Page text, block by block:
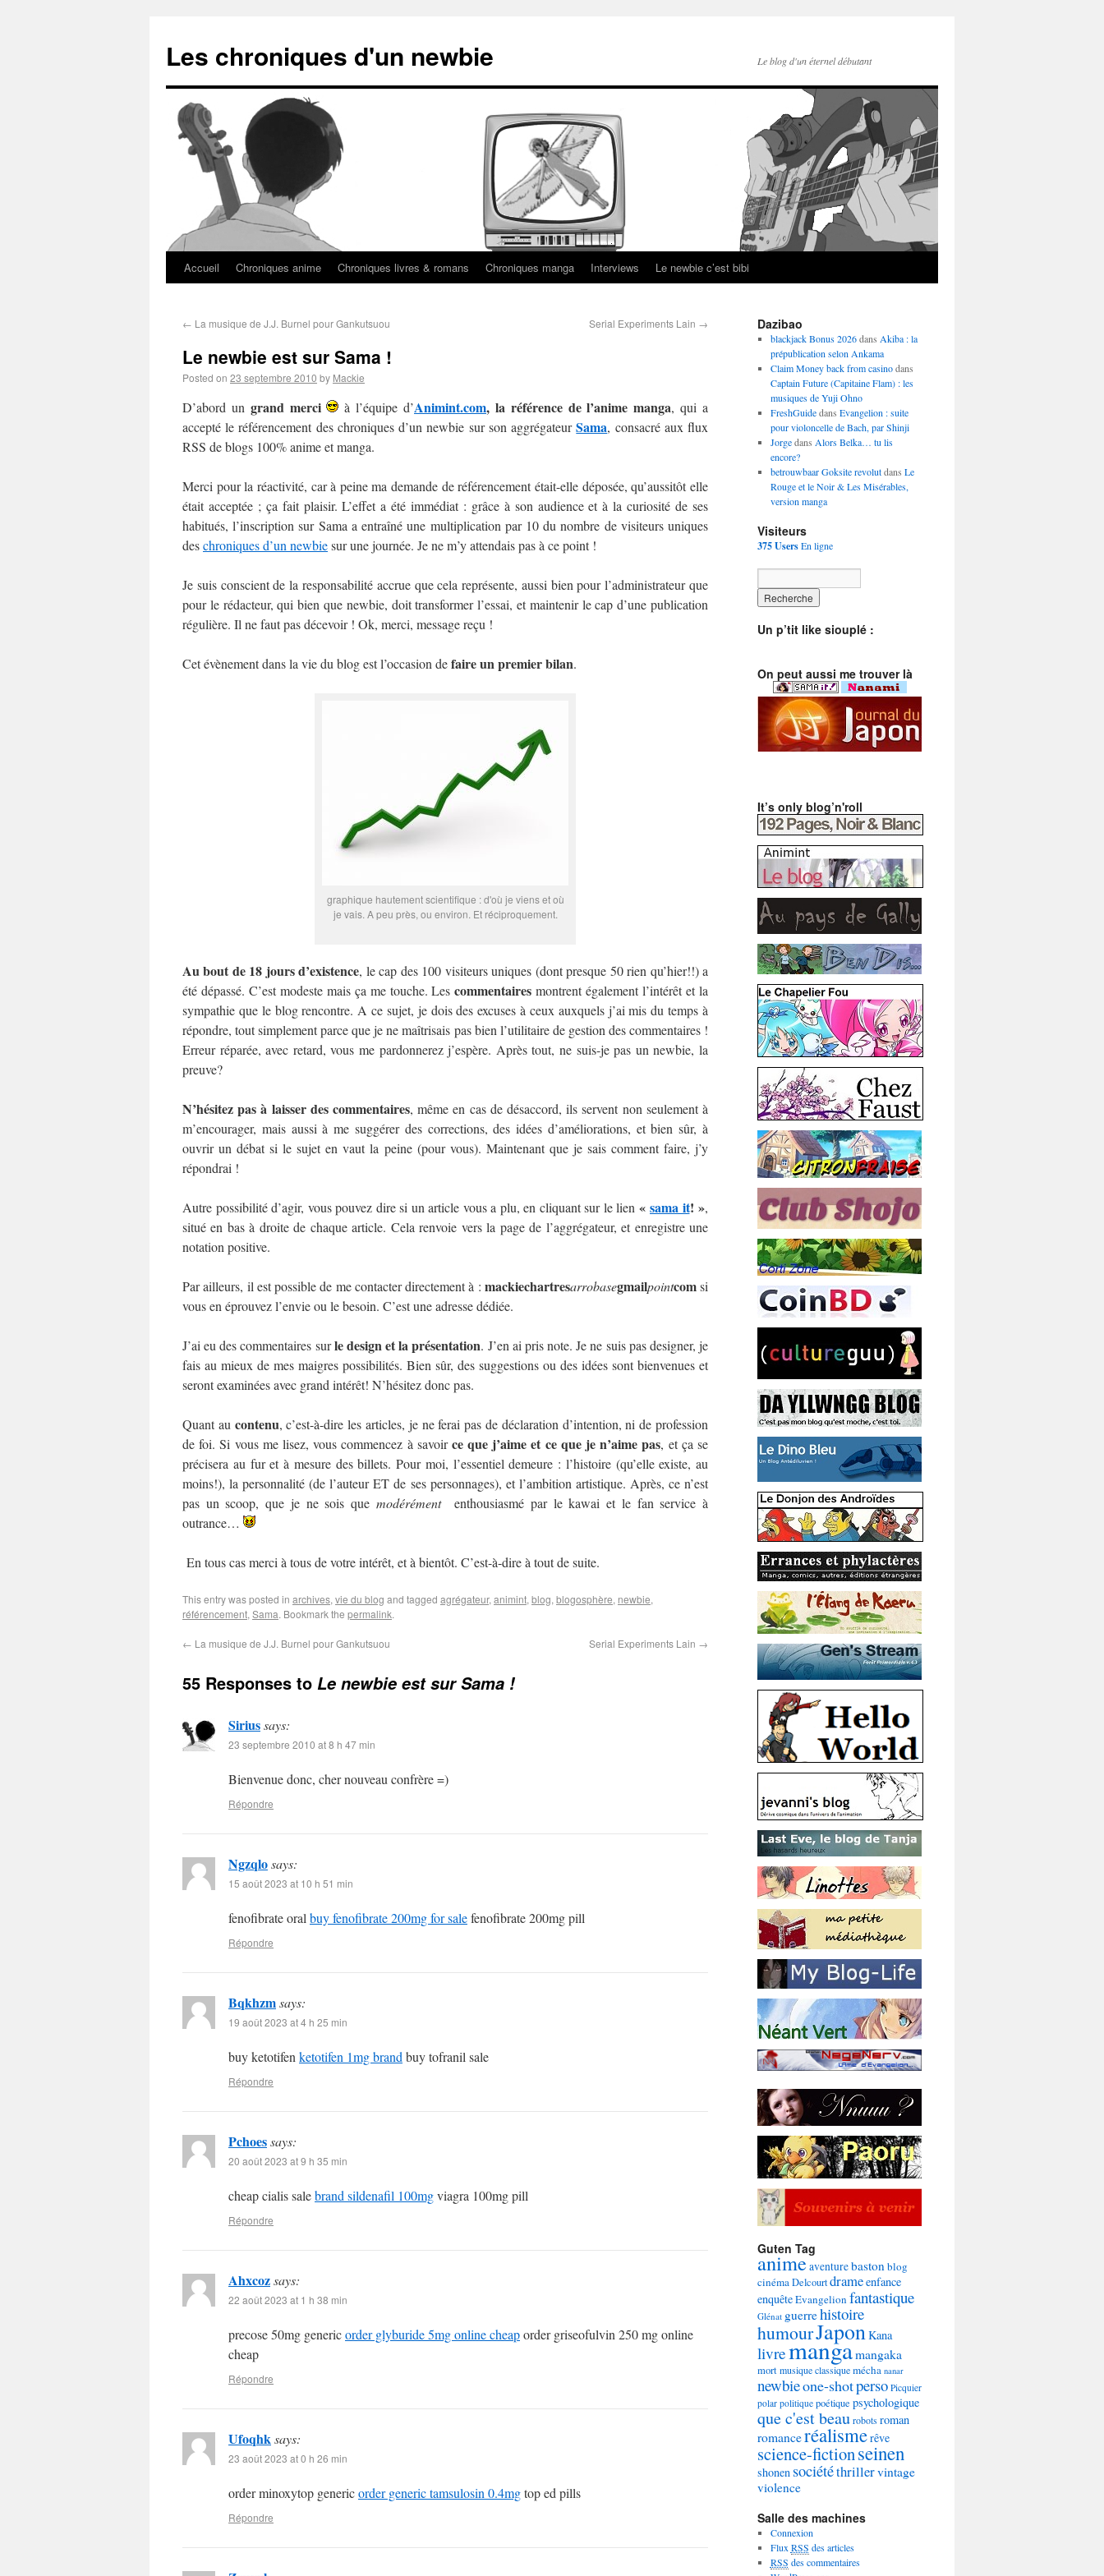
Les chroniques d'un newbie Le blog d'un éternel débutant
Accueil Chroniques anime Chroniques livres & romans Chroniques manga Interviews Le newbie c’est bibi
← La musique de J.J. Burnel pour Gankutsuou Serial Experiments Lain →
Le newbie est sur Sama !
Posted on 23 septembre 2010 by Mackie
D’abord un grand merci à l’équipe d’Animint.com, la référence de l’anime manga, qui a
accepté le référencement des chroniques d’un newbie sur son aggrégateurSama, consacré aux flux
RSS de blogs 100% anime et manga.
Merci pour la réactivité, car à peine ma demande de référencement était-elle déposée, qu’aussitôt elle
était acceptée ; ça fait plaisir. L’effet a été immédiat : grâce à son audience et à la curiosité de ses
habitués, l’inscription sur Sama a entraîné une multiplication par 10 du nombre de visiteurs uniques
deschroniques d’un newbiesur une journée. Je ne m’y attendais pas à ce point !
Je suis conscient de la responsabilité accrue que cela représente, aussi bien pour l’administrateur que
pour le rédacteur, qui bien que newbie, doit transformer l’essai, et maintenir le cap d’une publication
régulière. Il ne faut pas décevoir ! Ok, merci, message reçu !
Cet évènement dans la vie du blog est l’occasion defaire un premier bilan.
graphique hautement scientifique : d'où je viens et où
je vais. A peu près, ou environ. Et réciproquement.
Au bout de 18 jours d’existence, le cap des 100 visiteurs uniques (dont presque 50 rien qu’hier!!) a
été dépassé. C’est modeste mais ça me touche. Lescommentaires montrent également l’intérêt et la
sympathie que le blog rencontre. A ce sujet, je dois des excuses à ceux auxquels j’ai mis du temps à
répondre, tout simplement parce que je ne maîtrisais pas bien l’utilitaire de gestion des commentaires !
Erreur réparée, avec retard, vous me pardonnerez j’espère. Après tout, ne suis-je pas un newbie, la
preuve?
N’hésitez pas à laisser des commentaires, même en cas de désaccord, ils servent non seulement à
m’encourager, mais aussi à me suggérer des corrections, des idées d’améliorations, et bien sûr, à
ouvrir un débat si le sujet en vaut la peine (pour vous). Maintenant que je sais comment faire, j’y
répondrai !
Autre possibilité d’agir, vous pouvez dire si un article vous a plu, en cliquant sur le lien « sama it! »,
situé en bas à droite de chaque article. Cela renvoie vers la page de l’aggrégateur, et enregistre une
notation positive.
Par ailleurs, il est possible de me contacter directement à : mackiechartresarrobasegmailpointcomsi
vous en éprouvez l’envie ou le besoin. C’est une adresse dédiée.
J’ai eu des commentaires surle design et la présentation. J’en ai pris note. Je ne suis pas designer, je
fais au mieux de mes maigres possibilités. Bien sûr, des suggestions ou des idées sont bienvenues et
seront examinées avec grand intérêt! N’hésitez donc pas.
Quant au contenu, c’est-à-dire les articles, je ne ferai pas de déclaration d’intention, ni de profession
de foi. Si vous me lisez, vous commencez à savoirce que j’aime et ce que je n’aime pas, et ça se
précisera au fur et à mesure des billets. Pour moi, l’essentiel demeure : l’histoire (qu’elle existe, au
moins!), la personnalité (de l’auteur ET de ses personnages), et l’ambition artistique. Après, ce n’est
pas un scoop, que je ne sois que modérément
enthousiasmé par le kawai et le fan service à
outrance…
En tous cas merci à tous de votre intérêt, et à bientôt. C’est-à-dire à tout de suite.
This entry was posted in archives, vie du blog and tagged agrégateur, animint, blog, blogosphère, newbie,
référencement, Sama. Bookmark the permalink.
← La musique de J.J. Burnel pour Gankutsuou Serial Experiments Lain →
55 Responses to Le newbie est sur Sama !
Siriussays:
23 septembre 2010 at 8 h 47 min
Bienvenue donc, cher nouveau confrère =)
Répondre
Ngzqlosays:
15 août 2023 at 10 h 51 min
fenofibrate oral buy fenofibrate 200mg for salefenofibrate 200mg pill
Répondre
Bqkhzmsays:
19 août 2023 at 4 h 25 min
buy ketotifen ketotifen 1mg brand buy tofranil sale
Répondre
Pchoessays:
20 août 2023 at 9 h 35 min
cheap cialis salebrand sildenafil 100mgviagra 100mg pill
Répondre
Ahxcozsays:
22 août 2023 at 1 h 38 min
precose 50mg genericorder glyburide 5mg online cheaporder griseofulvin 250 mg online
cheap
Répondre
Ufoqhksays:
23 août 2023 at 0 h 26 min
order minoxytop genericorder generic tamsulosin 0.4mgtop ed pills
Répondre
Dazibao
blackjack Bonus 2026dans Akiba : la
prépublication selon Ankama
Claim Money back from casinodans
Captain Future (Capitaine Flam) : les
musiques de Yuji Ohno
FreshGuidedans Evangelion : suite
pour violoncelle de Bach, par Shinji
Jorgedans Alors Belka… tu lis
encore?
betrouwbaar Goksite revolutdans Le
Rouge et le Noir & Les Misérables,
version manga
Visiteurs
375 UsersEn ligne
Un p’tit like siouplé :
On peut aussi me trouver là
It’s only blog’n'roll
Guten Tag
animeaventurebaston blog
cinémaDelcourtdrameenfance
enquêteEvangelion fantastique
Glénat guerrehistoire
humourJapon Kana
livremangamangaka
mortmusique classiquemécha nanar
newbieone-shotperso Picquier
polar politique poétique psychologique
que c'est beaurobotsroman
romanceréalismerêve
science-fictionseinen
shonen sociététhrillervintage
violence
Salle des machines
Connexion
Flux RSS des articles
RSS des commentaires